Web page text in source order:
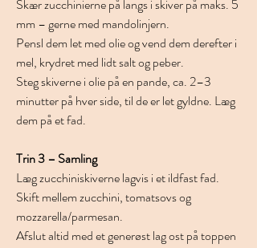
Skær zucchinierne på langs i skiver på maks. 5
mm – gerne med mandolinjern.
Pensl dem let med olie og vend dem derefter i
mel, krydret med lidt salt og peber.
Steg skiverne i olie på en pande, ca. 2–3
minutter på hver side, til de er let gyldne. Læg
dem på et fad.
Trin 3 – Samling
Læg zucchiniskiverne lagvis i et ildfast fad.
Skift mellem zucchini, tomatsovs og
mozzarella/parmesan.
Afslut altid med et generøst lag ost på toppen